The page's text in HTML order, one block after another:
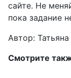
сайте. Не
пока задание
Автор:
Смотрите